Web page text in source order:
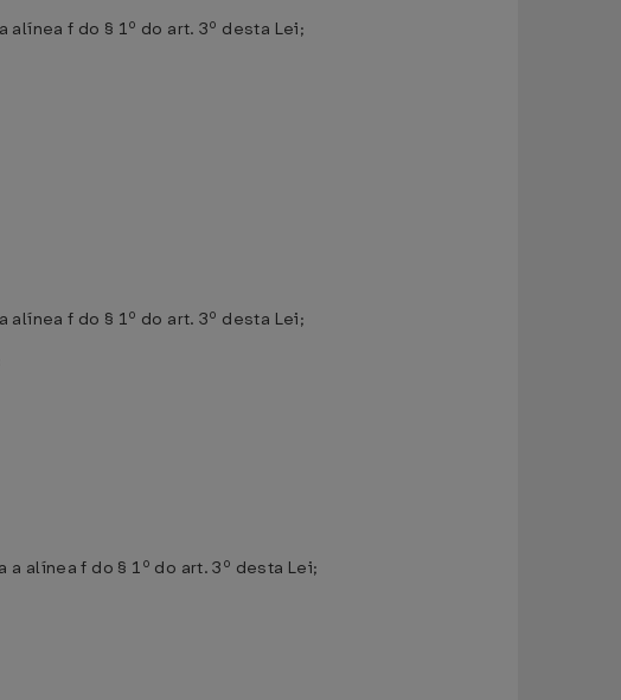
f do § 1º do art. 3º desta Lei;
f do § 1º do art. 3º desta Lei;
alínea f do § 1º do art. 3º desta Lei;